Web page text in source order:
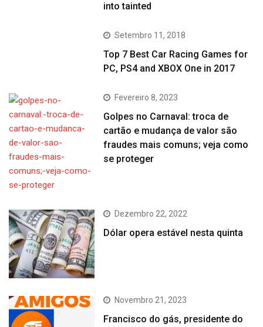
into tainted
Setembro 11, 2018
Top 7 Best Car Racing Games for
PC, PS4 and XBOX One in 2017
Fevereiro 8, 2023
Golpes no Carnaval: troca de
cartão e mudança de valor são
fraudes mais comuns; veja como
se proteger
Dezembro 22, 2022
Dólar opera estável nesta quinta
Novembro 21, 2023
Francisco do gás, presidente do